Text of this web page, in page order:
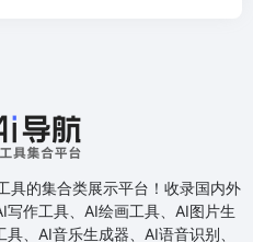
具的集合类展示平台！收录国内外
作工具、AI绘画工具、AI图片生
、AI音乐生成器、AI语音识别、